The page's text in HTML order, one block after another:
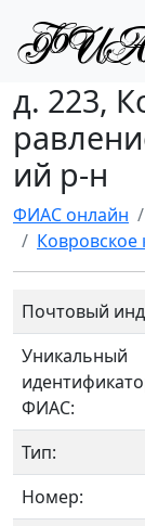
д. 223,
ий р-н
ФИАС онлайн
Ковровское
Почтовый
Уникальный
ФИАС:
Тип:
Номер: